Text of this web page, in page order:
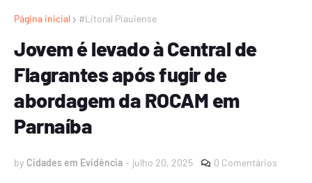
Página inicial #Litoral Piauiense
Jovem é levado à Central de
Flagrantes após fugir de
abordagem da ROCAM em
Parnaíba
by Cidades em Evidência - julho 20, 2025 0 Comentários